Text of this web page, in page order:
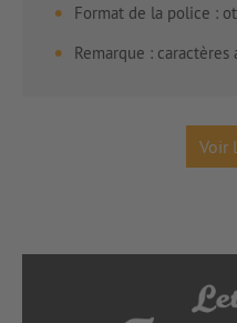
Format de la police :
Remarque : caractères
Voir